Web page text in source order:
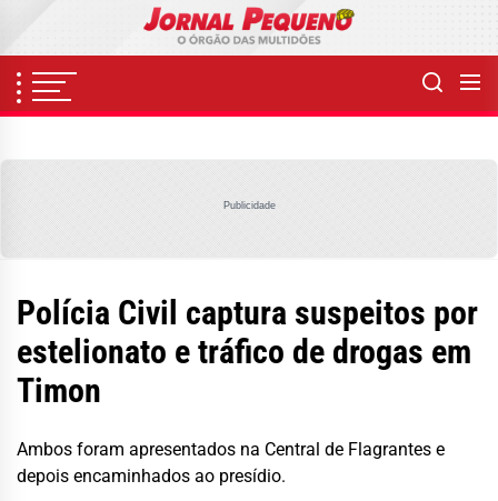
content
Publicidade
Polícia Civil captura suspeitos por
estelionato e tráfico de drogas em
Timon
Ambos foram apresentados na Central de Flagrantes e
depois encaminhados ao presídio.